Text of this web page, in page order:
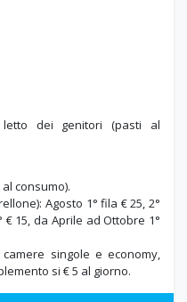
letto dei genitori (pasti al
consumo).
Agosto 1° fila € 25, 2°
€ 15, da Aprile ad Ottobre 1°
singole e economy,
si € 5 al giorno.